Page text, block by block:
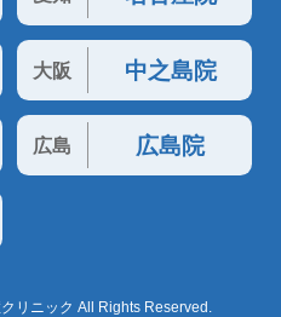
大阪 中之島院
広島 広島院
リニック All Rights Reserved.